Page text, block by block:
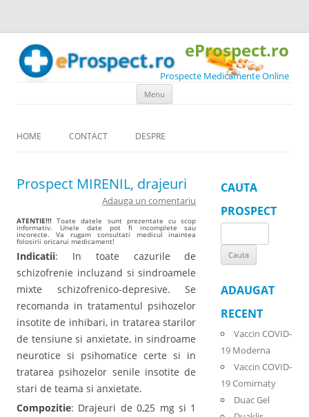
eProspect.ro
Prospecte Medicamente Online
Menu
HOME CONTACT DESPRE
Prospect MIRENIL, drajeuri
Adauga un comentariu
ATENTIE!!! Toate datele sunt prezentate cu scop
informativ. Unele date pot fi incomplete sau
incorecte. Va rugam consultati medicul inaintea
folosirii oricarui medicament!
Indicatii: In toate cazurile de
schizofrenie incluzand si sindroamele
mixte schizofrenico-depresive. Se
recomanda in tratamentul psihozelor
insotite de inhibari, in tratarea starilor
de tensiune si anxietate, in sindroame
neurotice si psihomatice certe si in
tratarea psihozelor senile insotite de
stari de teama si anxietate.
Compozitie: Drajeuri de 0,25 mg si 1
CAUTA
PROSPECT
for:
ADAUGAT
RECENT
Vaccin COVID-
19 Moderna
Vaccin COVID-
19 Comirnaty
Duac Gel